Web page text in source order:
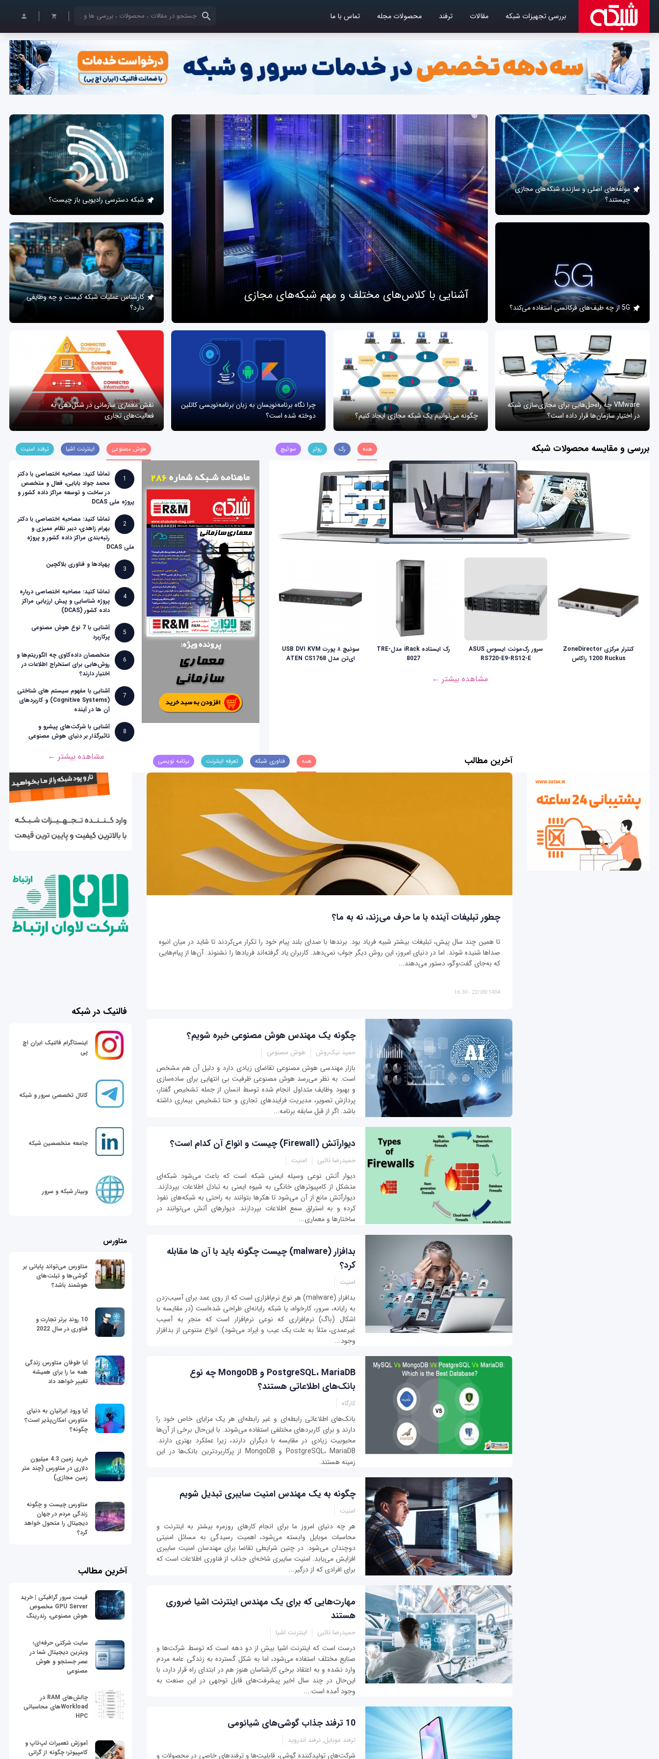
بررسی تجهیزات شبکه مقالات ترفند محصولات مجله تماس با ما کلمات کلیدی خود را وارد کنید
آشنایی با کلاس‌های مختلف و مهم شبکه‌های مجازی
مولفه‌های اصلی و سازنده شبکه‌های مجازی
چیستند؟
5G از چه طیف‌های فرکانسی استفاده می‌کند؟
شبکه دسترسی رادیویی باز چیست؟
کارشناس عملیات شبکه کیست و چه وظایفی
دارد؟
VMware چه راه‌حل‌هایی برای مجازی‌سازی شبکه
در اختیار سازمان‌ها قرار داده است؟
چگونه می‌توانیم یک شبکه مجازی ایجاد کنیم؟
چرا نگاه برنامه‌نویسان به زبان برنامه‌نویسی کاتلین
دوخته شده است؟
نقش معماری سازمانی در شکل‌دهی به
فعالیت‌های تجاری
بررسی و مقایسه محصولات شبکه همه رک روتر سوئیچ
کنترلر مرکزی ZoneDirector
1200 Ruckus راکاس
سرور رک‌مونت ایسوس ASUS
RS720-E9-RS12-E
رک ایستاده iRack مدلTRE-
8027
سوئیچ ۸ پورت USB DVI KVM
ای‌تن مدل ATEN CS1768
مشاهده بیشتر ←
هوش مصنوعی اینترنت اشیا ترفند امنیت
1
تماشا کنید: مصاحبه اختصاصی با دکتر
محمد جواد بابایی، فعال و متخصص
در ساخت و توسعه مراکز داده کشور و
پروژه ملی DCAS
2
تماشا کنید: مصاحبه اختصاصی با دکتر
بهرام زاهدی، دبیر نظام ممیزی و
رتبه‌بندی مراکز داده کشور و پروژه
ملی DCAS
3
پهپادها و فناوری بلاکچین
4
تماشا کنید: مصاحبه اختصاصی درباره
پروژه شناسایی و پیش ارزیابی مراکز
داده کشور (DCAS)
5
آشنایی با 7 نوع هوش مصنوعی
پرکاربرد
6
متخصصان داده‌کاوی چه الگوریتم‌ها و
روش‌هایی برای استخراج اطلاعات در
اختیار دارند؟
7
آشنایی با مفهوم سیستم های شناختی
(Cognitive Systems) و کاربردهای
آن ها در آینده
8
آشنایی با شرکت‌های پیشرو و
تاثیرگذار بر دنیای هوش مصنوعی
مشاهده بیشتر ← آخرین مطالب همه فناوری شبکه تعرفه اینترنت برنامه نویسی
چطور تبلیغات آینده با ما حرف می‌زند، نه به ما؟
تا همین چند سال پیش، تبلیغات بیشتر شبیه فریاد بود. برندها با صدای بلند پیام خود را تکرار می‌کردند تا شاید در میان انبوه
صداها شنیده شوند. اما در دنیای امروز، این روش دیگر جواب نمی‌دهد. کاربران یاد گرفته‌اند فریادها را نشنوند. آن‌ها از پیام‌هایی
که به‌جای گفت‌وگو، دستور می‌دهند...
22/08/1404 - 16:30
چگونه یک مهندس هوش مصنوعی خبره شویم؟
حمید نیک‌روش هوش مصنوعی
بازار مهندسی هوش مصنوعی تقاضای زیادی دارد و دلیل آن هم مشخص
است. به نظر می‌رسد هوش مصنوعی ظرفیت بی ‌انتهایی برای ساده‌سازی
و بهبود وظایف متداول انجام شده توسط انسان از جمله تشخیص گفتار،
پردازش تصویر، مدیریت فرایندهای تجاری و حتا تشخیص بیماری داشته
باشد. اگر از قبل سابقه برنامه‌...
دیوارآتش (Firewall) چیست و انواع آن کدام است؟
حمیدرضا تائبی امنیت
دیوار آتش نوعی وسیله ایمنی شبکه است که باعث می‌شود شبکه‌ای
متشکل از کامپیوترهای خانگی به شیوه ایمنی به تبادل اطلاعات بپردازند.
دیوارآتش مانع از آن می‌شود تا هکرها بتوانند به راحتی به شبکه‌های نفوذ
کرده و به استراق سمع اطلاعات بپردازند. دیوارهای آتش می‌توانند در
ساختارها و معماری...
بدافزار (malware) چیست چگونه باید با آن ها مقابله
کرد؟
امنیت
بدافزار (malware) هر نوع نرم‌افزاری است که از روی عمد برای آسیب‌زدن
به رایانه، سرور، کارخواه، یا شبکه رایانه‌ای طراحی شده‌است (در مقایسه با
اشکال (باگ) نرم‌افزاری که نوعی نرم‌افزار است که منجر به آسیب
غیرعمدی، مثلاً به علت یک عیب و ایراد می‌شود). انواع متنوعی از بدافزار
وجود...
PostgreSQL، MariaDB و MongoDB چه نوع
بانک‌های اطلاعاتی هستند؟
کارگاه
بانک‌های اطلاعاتی رابطه‌ای و غیر رابطه‌ای هر یک مزایای خاص خود را
دارند و برای کاربردهای مختلفی استفاده می‌شوند. با این‌حال برخی از آن‌ها
محبوبیت زیادی در مقایسه با دیگران دارند، زیرا عملکرد بهتری دارند.
PostgreSQL، MariaDB و MongoDB از پرکاربردترین بانک‌ها در این
زمینه هستند.
چگونه به یک مهندس امنیت سایبری تبدیل شویم
امنیت
هر چه دنیای امروز ما برای انجام کارهای روزمره بیشتر به اینترنت و
محاسبات موبایل وابسته می‌شود، اهمیت رسیدگی به مسائل امنیتی
دو‌چندان می‌شود. در چنین شرایطی تقاضا برای مهندسان امنیت سایبری
افزایش می‌یابد. امنیت سایبری شاخه‌ای جذاب از فناوری اطلاعات است که
برای افرادی که از درگیر...
مهارت‌هایی که برای یک مهندس اینترنت اشیا ضروری
هستند
حمیدرضا تائبی اینترنت اشیا
درست است که اینترنت اشیا بیش از دو دهه است که توسط شرکت‌ها و
صنایع مختلف استفاده می‌شود، اما به شکل گسترده به زندگی عامه مردم
وارد نشده و به اعتقاد برخی کارشناسان هنوز هم در ابتدای راه قرار دارد، با
این‌حال در چند سال اخیر پیشرفت‌های قابل توجهی‌ در این صنعت به
وجود آمده است....
10 ترفند جذاب گوشی‌های شیائومی
ترفند موبایل, ترفند اندروید
شرکت‌های تولیدکننده گوشی، قابلیت‌ها و ترفندهای خاصی در محصولات و
فالنیک در شبکه
اینستاگرام فالنیک ایران اچ
پی
کانال تخصصی سرور و شبکه
جامعه متخصصین شبکه
وبینار شبکه و سرور
متاورس
متاورس می‌تواند پایانی بر
گوشی‌ها و تبلت‌های
هوشمند باشد؟
10 روند برتر تجارت و
فناوری در سال 2022
آیا طوفان متاورس زندگی
همه ما را برای همیشه
تغییر خواهد داد
آیا ورود ایرانیان به دنیای
متاورس امکان‌پذیر است؟
چگونه؟
خرید زمین 4.3 میلیون
دلاری در متاورس (چند متر
زمین مجازی)
متاورس چیست و چگونه
زندگی مردم در جهان
دیجیتال را متحول خواهد
کرد؟
آخرین مطالب
قیمت سرور گرافیکی | خرید
GPU Server مخصوص
هوش مصنوعی، رندرینگ
سایت شرکتی حرفه‌ای؛
ویترین دیجیتال شما در
عصر جستجو و هوش
مصنوعی
چالش‌های RAM در
Workloadهای محاسباتی
HPC
آموزش تعمیرات لپ‌تاپ و
کامپیوتر؛ چگونه از گرانی